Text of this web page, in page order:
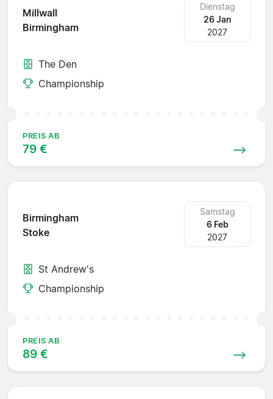
Millwall
Birmingham
Dienstag
26 Jan
2027
The Den
Championship
PREIS AB
79 €
Birmingham
Stoke
Samstag
6 Feb
2027
St Andrew's
Championship
PREIS AB
89 €